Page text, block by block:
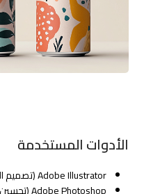
الأدوات المستخدمة
Adobe Illustrator (تصميم التخطيطات والعناصر المتجهية).
Adobe Photoshop (تحسين النماذج وتعديل القوام).